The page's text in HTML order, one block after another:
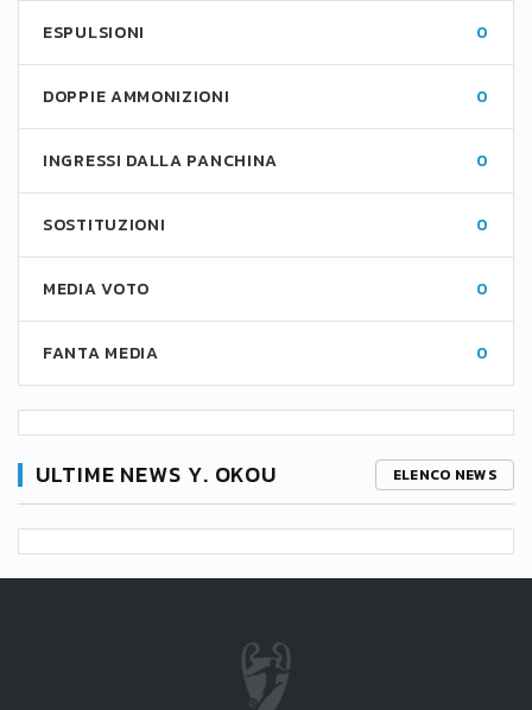
ESPULSIONI 0
DOPPIE AMMONIZIONI 0
INGRESSI DALLA PANCHINA 0
SOSTITUZIONI 0
MEDIA VOTO 0
FANTA MEDIA 0
ULTIME NEWS Y. OKOU ELENCO NEWS